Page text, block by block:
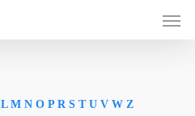
L M N O P R S T U V W Z